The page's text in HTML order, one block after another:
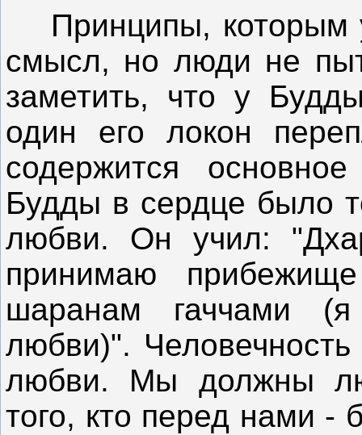
Принципы, которым
смысл, но люди не
заметить, что у
один его локон
содержится
Будды в сердце было
любви. Он учил:
принимаю
шаранам гаччами
любви)".
любви. Мы должны
того, кто перед нами -